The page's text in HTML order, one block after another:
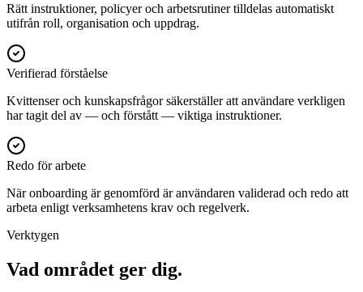
Rätt instruktioner, policyer och arbetsrutiner tilldelas automatiskt
utifrån roll, organisation och uppdrag.
Verifierad förståelse
Kvittenser och kunskapsfrågor säkerställer att användare verkligen
har tagit del av — och förstått — viktiga instruktioner.
Redo för arbete
När onboarding är genomförd är användaren validerad och redo att
arbeta enligt verksamhetens krav och regelverk.
Verktygen
Vad området ger dig.